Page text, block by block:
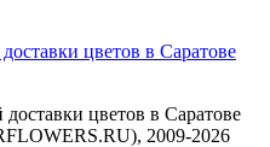
цветов в Саратове
, 2009-2026